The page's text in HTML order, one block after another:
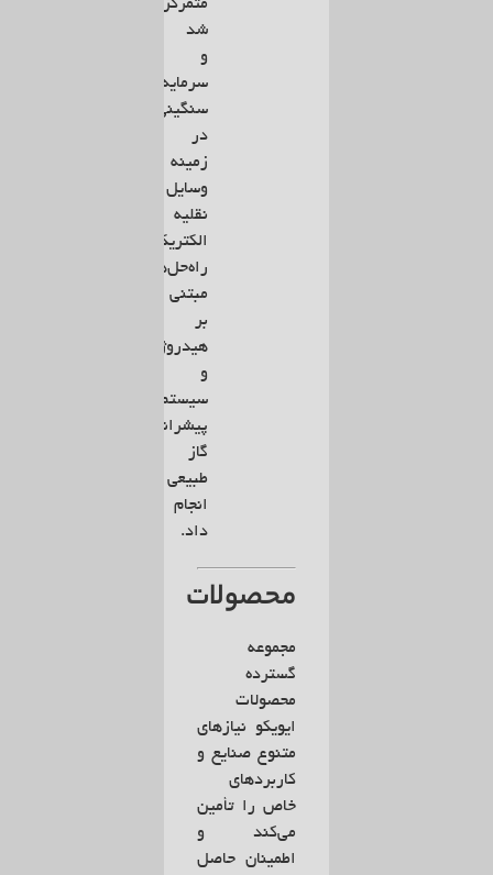
متمرکز
شد
و
سرمایه‌گذاری‌های
سنگینی
در
زمینه
وسایل
نقلیه
الکتریکی،
راه‌حل‌های
مبتنی
بر
هیدروژن
و
سیستم‌های
پیشرانه
گاز
طبیعی
انجام
داد.
محصولات
مجموعه
گسترده
محصولات
ایویکو نیازهای
متنوع صنایع و
کاربردهای
خاص را تأمین
می‌کند و
اطمینان حاصل